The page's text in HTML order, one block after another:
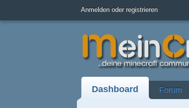
Anmelden oder registrieren
Dashboard Forum